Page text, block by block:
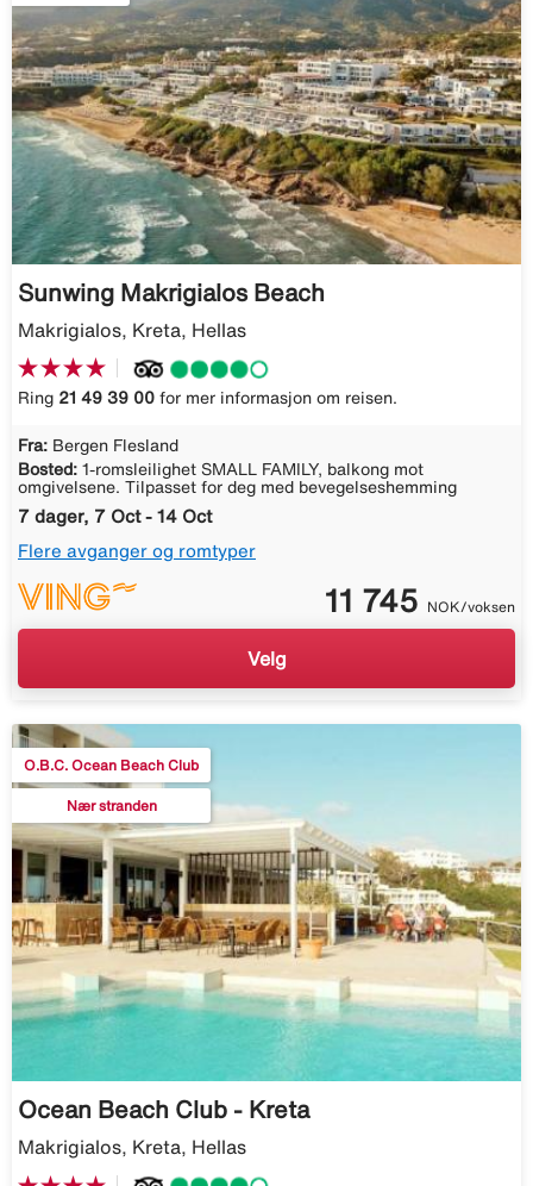
Sunwing Makrigialos Beach
Makrigialos, Kreta, Hellas
Ring 21 49 39 00 for mer informasjon om reisen.
Fra: Bergen Flesland
Bosted: 1-romsleilighet SMALL FAMILY, balkong mot
omgivelsene. Tilpasset for deg med bevegelseshemming
7 dager, 7 Oct - 14 Oct
Flere avganger og romtyper
11 745 NOK/voksen
Velg
O.B.C. Ocean Beach Club
Nær stranden
Ocean Beach Club - Kreta
Makrigialos, Kreta, Hellas